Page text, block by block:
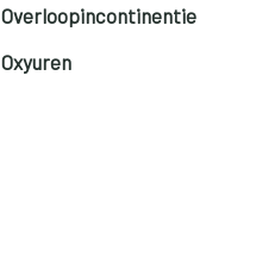
Overloopincontinentie
Oxyuren